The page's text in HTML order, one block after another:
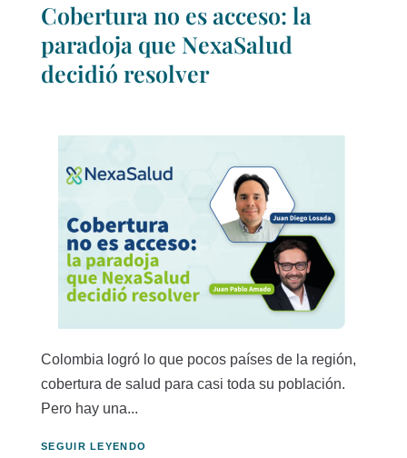
Cobertura no es acceso: la
paradoja que NexaSalud
decidió resolver
Colombia logró lo que pocos países de la región,
cobertura de salud para casi toda su población.
Pero hay una...
SEGUIR LEYENDO